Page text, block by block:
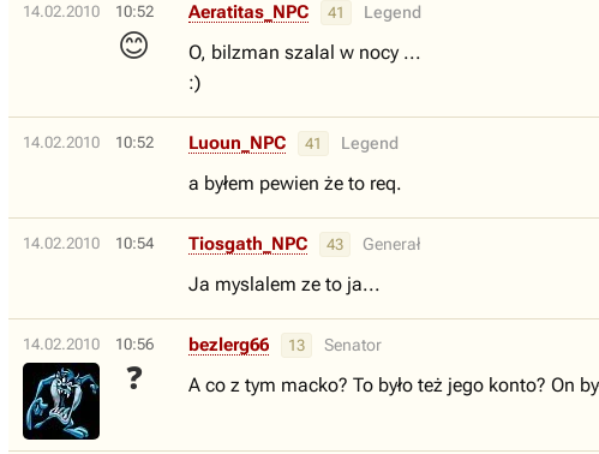
14.02.2010 10:52
😊
Aeratitas_NPC 41 Legend
O, bilzman szalal w nocy ...
:)
14.02.2010 10:52 Luoun_NPC 41 Legend
a byłem pewien że to req.
14.02.2010 10:54 Tiosgath_NPC 43 Generał
Ja myslalem ze to ja...
14.02.2010 10:56
❓
bezlerg66 13 Senator
A co z tym macko? To było też jego konto? On